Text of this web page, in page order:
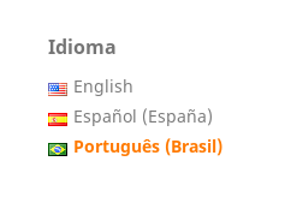
Idioma
English
Español (España)
Português (Brasil)